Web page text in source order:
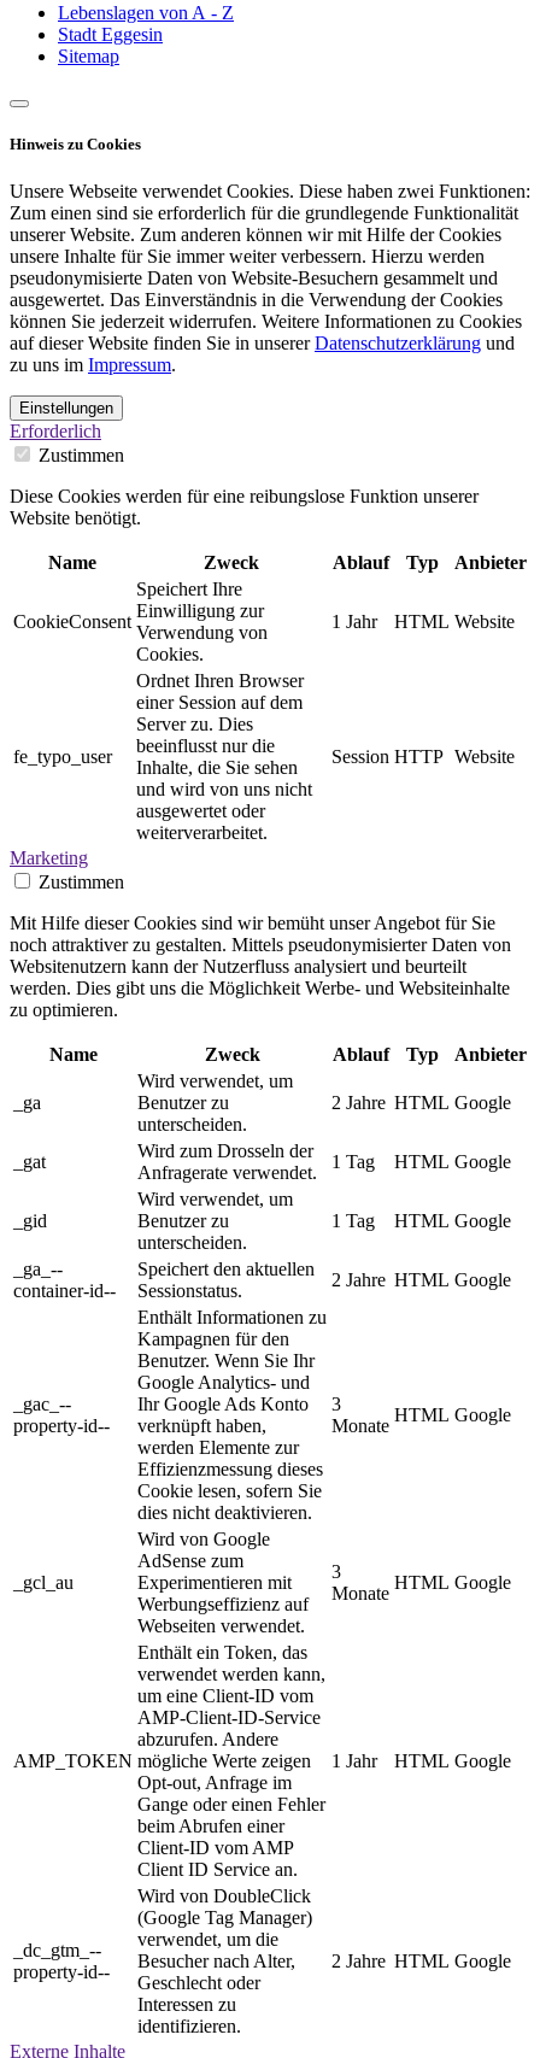
Lebenslagen von A - Z
Stadt Eggesin
Sitemap
Hinweis zu Cookies
Unsere Webseite verwendet Cookies. Diese haben zwei Funktionen:
Zum einen sind sie erforderlich für die grundlegende Funktionalität
unserer Website. Zum anderen können wir mit Hilfe der Cookies
unsere Inhalte für Sie immer weiter verbessern. Hierzu werden
pseudonymisierte Daten von Website-Besuchern gesammelt und
ausgewertet. Das Einverständnis in die Verwendung der Cookies
können Sie jederzeit widerrufen. Weitere Informationen zu Cookies
auf dieser Website finden Sie in unsererDatenschutzerklärung und
zu uns im Impressum.
Einstellungen
Erforderlich
Zustimmen
Diese Cookies werden für eine reibungslose Funktion unserer
Website benötigt.
Name Zweck Ablauf Typ Anbieter
CookieConsent
Speichert Ihre
Einwilligung zur
Verwendung von
Cookies.
1 Jahr HTML Website
fe_typo_user
Ordnet Ihren Browser
einer Session auf dem
Server zu. Dies
beeinflusst nur die
Inhalte, die Sie sehen
und wird von uns nicht
ausgewertet oder
weiterverarbeitet.
Session HTTP Website
Marketing
Zustimmen
Mit Hilfe dieser Cookies sind wir bemüht unser Angebot für Sie
noch attraktiver zu gestalten. Mittels pseudonymisierter Daten von
Websitenutzern kann der Nutzerfluss analysiert und beurteilt
werden. Dies gibt uns die Möglichkeit Werbe- und Websiteinhalte
zu optimieren.
Name Zweck Ablauf Typ Anbieter
_ga
Wird verwendet, um
Benutzer zu
unterscheiden.
2 Jahre HTML Google
_gat
Wird zum Drosseln der
Anfragerate verwendet.
1 Tag HTML Google
_gid
Wird verwendet, um
Benutzer zu
unterscheiden.
1 Tag HTML Google
_ga_--
container-id--
Speichert den aktuellen
Sessionstatus.
2 Jahre HTML Google
_gac_--
property-id--
Enthält Informationen zu
Kampagnen für den
Benutzer. Wenn Sie Ihr
Google Analytics- und
Ihr Google Ads Konto
verknüpft haben,
werden Elemente zur
Effizienzmessung dieses
Cookie lesen, sofern Sie
dies nicht deaktivieren.
3
Monate
HTML Google
_gcl_au
Wird von Google
AdSense zum
Experimentieren mit
Werbungseffizienz auf
Webseiten verwendet.
3
Monate
HTML Google
AMP_TOKEN
Enthält ein Token, das
verwendet werden kann,
um eine Client-ID vom
AMP-Client-ID-Service
abzurufen. Andere
mögliche Werte zeigen
Opt-out, Anfrage im
Gange oder einen Fehler
beim Abrufen einer
Client-ID vom AMP
Client ID Service an.
1 Jahr HTML Google
_dc_gtm_--
property-id--
Wird von DoubleClick
(Google Tag Manager)
verwendet, um die
Besucher nach Alter,
Geschlecht oder
Interessen zu
identifizieren.
2 Jahre HTML Google
Externe Inhalte